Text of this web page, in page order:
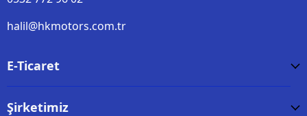
halil@hkmotors.com.tr
E-Ticaret
Şirketimiz